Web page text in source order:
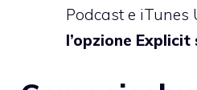
Podcast e iTunes
l’opzione